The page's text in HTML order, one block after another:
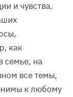
и чувства.
как
семье, на
все темы,
к любому